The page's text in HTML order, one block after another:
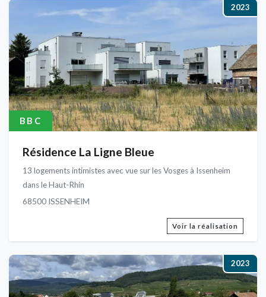
2023
BBC
Résidence La Ligne Bleue
13 logements intimistes avec vue sur les Vosges à Issenheim
dans le Haut-Rhin
68500 ISSENHEIM
Voir la réalisation
2023